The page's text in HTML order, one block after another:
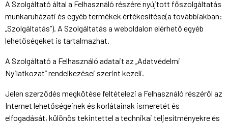
A Szolgáltató által a Felhasználó részére nyújtott főszolgáltatás
munkaruházati és egyéb termékek értékesítése(a továbbiakban:
„Szolgáltatás”). A Szolgáltatás a weboldalon elérhető egyéb
lehetőségeket is tartalmazhat.
A Szolgáltató a Felhasználó adatait az „Adatvédelmi
Nyilatkozat” rendelkezései szerint kezeli.
Jelen szerződés megkötése feltételezi a Felhasználó részéről az
Internet lehetőségeinek és korlátainak ismeretét és
elfogadását, különös tekintettel a technikai teljesítményekre és